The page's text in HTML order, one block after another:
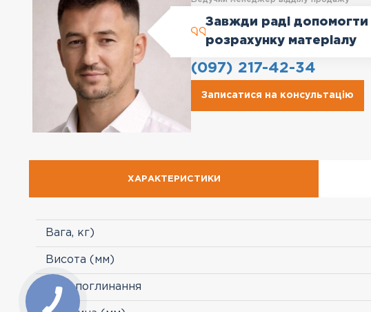
Завжди раді допомогти
розрахунку матеріалу
(097) 217-42-34
Записатися на консультацію
ХАРАКТЕРИСТИКИ
Вага, кг)
Висота (мм)
Водопоглинання